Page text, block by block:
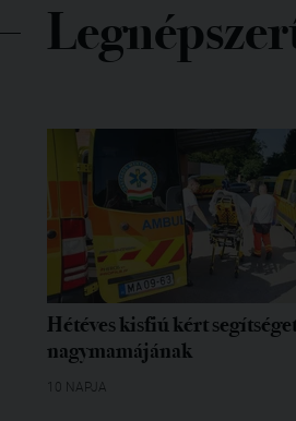
Hétéves kisfiú kért
nagymamájának
10 NAPJA